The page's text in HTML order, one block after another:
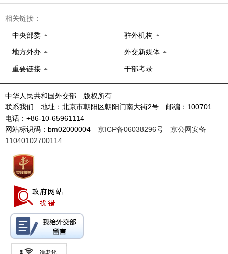
相关链接：
中央部委 驻外机构
地方外办 外交新媒体
重要链接 干部考录
中华人民共和国外交部 版权所有
联系我们 地址：北京市朝阳区朝阳门南大街2号 邮编：100701
电话：+86-10-65961114
网站标识码：bm02000004 京ICP备06038296号
京公网安备
11040102700114